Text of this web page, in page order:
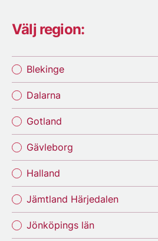
Välj region:
Blekinge
Dalarna
Gotland
Gävleborg
Halland
Jämtland Härjedalen
Jönköpings län